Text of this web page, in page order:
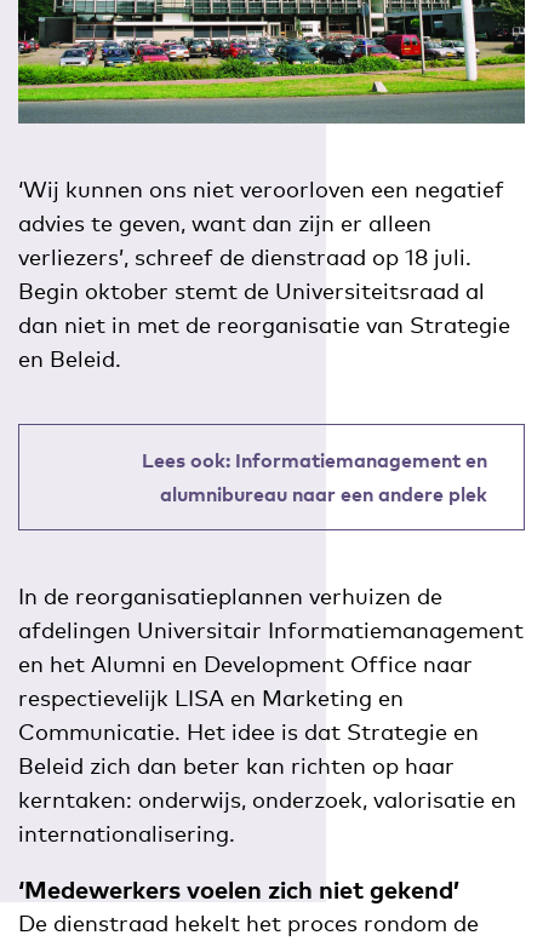
‘Wij kunnen ons niet veroorloven een negatief
advies te geven, want dan zijn er alleen
verliezers’, schreef de dienstraad op 18 juli.
Begin oktober stemt de Universiteitsraad al
dan niet in met de reorganisatie van Strategie
en Beleid.
Lees ook: Informatiemanagement en
alumnibureau naar een andere plek
In de reorganisatieplannen verhuizen de
afdelingen Universitair Informatiemanagement
en het Alumni en Development Office naar
respectievelijk LISA en Marketing en
Communicatie. Het idee is dat Strategie en
Beleid zich dan beter kan richten op haar
kerntaken: onderwijs, onderzoek, valorisatie en
internationalisering.
‘Medewerkers voelen zich niet gekend’
De dienstraad hekelt het proces rondom de